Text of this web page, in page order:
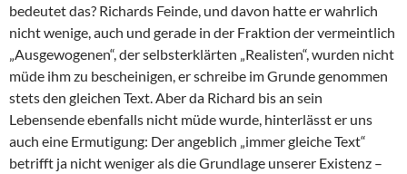
bedeutet das? Richards Feinde, und davon hatte er wahrlich
nicht wenige, auch und gerade in der Fraktion der vermeintlich
„Ausgewogenen“, der selbsterklärten „Realisten“, wurden nicht
müde ihm zu bescheinigen, er schreibe im Grunde genommen
stets den gleichen Text. Aber da Richard bis an sein
Lebensende ebenfalls nicht müde wurde, hinterlässt er uns
auch eine Ermutigung: Der angeblich „immer gleiche Text“
betrifft ja nicht weniger als die Grundlage unserer Existenz –